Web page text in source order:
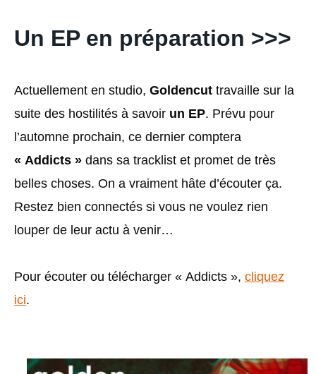
Un EP en préparation >>>
Actuellement en studio, Goldencut travaille sur la
suite des hostilités à savoir un EP. Prévu pour
l’automne prochain, ce dernier comptera
« Addicts » dans sa tracklist et promet de très
belles choses. On a vraiment hâte d’écouter ça.
Restez bien connectés si vous ne voulez rien
louper de leur actu à venir…
Pour écouter ou télécharger « Addicts », cliquez
ici.